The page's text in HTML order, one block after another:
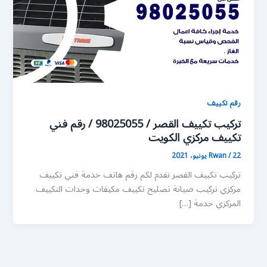
رقم تكييف
تركيب تكييف القصر / 98025055 / رقم فني
تكييف مركزي الكويت
Rwan/22 يونيو، 2021
تركيب تكييف القصر نقدم لكم رقم هاتف خدمة فني تكييف
مركزي تركيب صيانة تصليح تكييف مكيفات وحدات التكييف
المركزي خدمة […]